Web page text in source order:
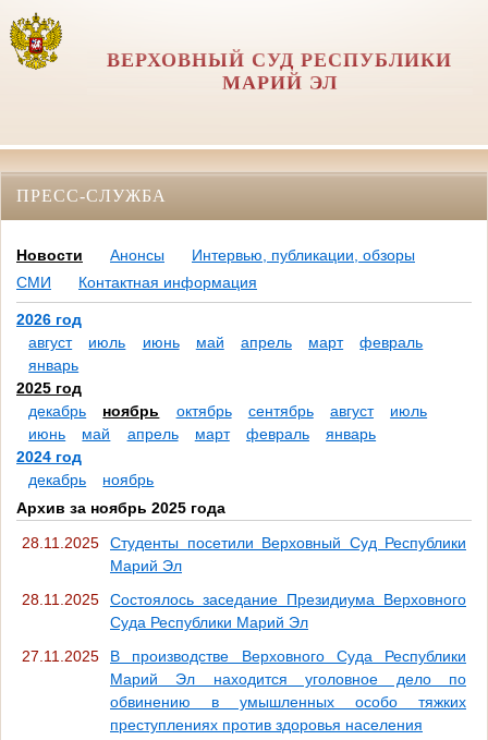
ВЕРХОВНЫЙ СУД РЕСПУБЛИКИ
МАРИЙ ЭЛ
ПРЕСС-СЛУЖБА
Новости Анонсы
Интервью, публикации, обзоры
СМИ
Контактная информация
2026 год
август
июль июнь май апрель март
февраль
январь
2025 год
декабрь
ноябрь октябрь сентябрь август
июль
июнь
май апрель март февраль
январь
2024 год
декабрь
ноябрь
Архив за ноябрь 2025 года
28.11.2025
Студенты посетили Верховный Суд Республики
Марий Эл
28.11.2025
Состоялось заседание Президиума Верховного
Суда Республики Марий Эл
27.11.2025
В производстве Верховного Суда Республики
Марий Эл находится уголовное дело по
обвинению в умышленных особо тяжких
преступлениях против здоровья населения